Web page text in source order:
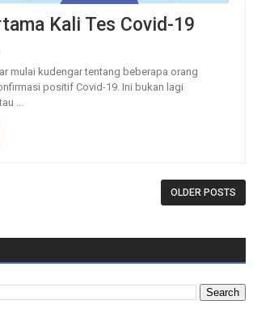
Kali Tes Covid-19
mulai kudengar tentang beberapa orang
positif Covid-19. Ini bukan lagi
...
OLDER POSTS